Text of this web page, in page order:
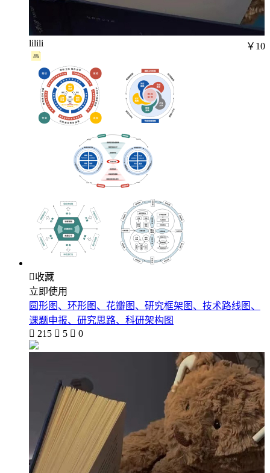
lilili ￥10
收藏
立即使用
圆形图、环形图、花瓣图、研究框架图、技术路线图、
课题申报、研究思路、科研架构图
 215  5  0